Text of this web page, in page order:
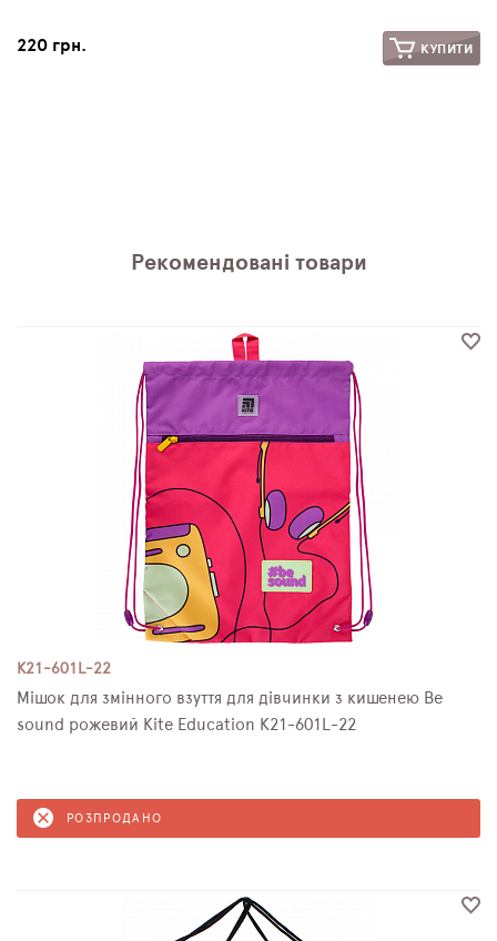
220 грн. КУПИТИ
Рекомендовані товари
K21-601L-22
Мішок для змінного взуття для дівчинки з кишенею Be
sound рожевий Kite Education K21-601L-22
РОЗПРОДАНО